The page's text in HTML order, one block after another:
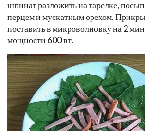
шпинат разложить на тарелке,
перцем и мускатным орехом.
поставить в микроволновку на 2
мощности 600 вт.